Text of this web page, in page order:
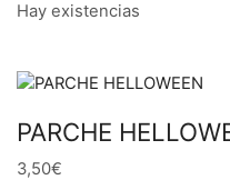
Hay existencias
PARCHE
3,50€